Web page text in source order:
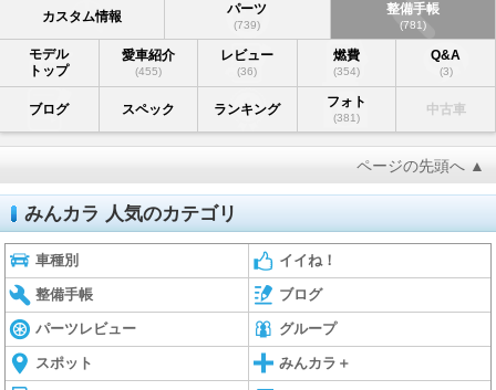
カスタム情報 パーツ
(739)
整備手帳
(781)
モデル
トップ
愛車紹介
(455)
レビュー
(36)
燃費
(354)
Q&A
(3)
ブログ スペック ランキング フォト
(381)
中古車
ページの先頭へ ▲
みんカラ 人気のカテゴリ
車種別 イイね！
整備手帳 ブログ
パーツレビュー グループ
スポット みんカラ＋